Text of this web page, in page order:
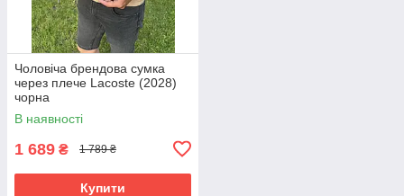
Чоловіча брендова сумка
через плече Lacoste (2028)
чорна
В наявності
1 689 ₴ 1 789 ₴
Купити